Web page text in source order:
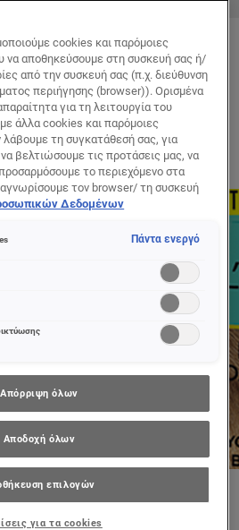
cookies και παρόμοιες
να αποθηκεύσουμε στη συσκευή σας ή/
από την συσκευή σας (π.χ. διεύθυνση
περιήγησης (browser)). Ορισμένα
για τη λειτουργία του
άλλα cookies και παρόμοιες
τη συγκατάθεσή σας, για
βελτιώσουμε τις προτάσεις μας, να
το περιεχόμενο στα
τον browser/ τη συσκευή
με τα ενδιαφέροντά σας και να σας
Μπορείτε να αποδεχθείτε cookies τα
και να αποθηκεύσετε τις
επιλογών»). Μπορείτε επίσης, ανά
να ρυθμίσετε εκ νέου τις επιλογές
μπορείτε να βρείτε στην
Δεδομένων
Πάντα ενεργό
Απόρριψη όλων
Αποδοχή όλων
επιλογών
για τα cookies